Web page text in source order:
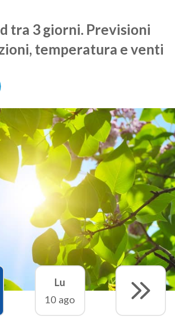
tra 3 giorni. Previsioni
temperatura e venti
Lu
10 ago